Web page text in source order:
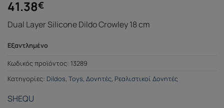
41.38€
Dual Layer Silicone Dildo Crowley 18 cm
Εξαντλημένο
Κωδικός προϊόντος: 13289
Κατηγορίες: Dildos, Toys, Δονητές, Ρεαλιστικοί Δονητές
SHEQU